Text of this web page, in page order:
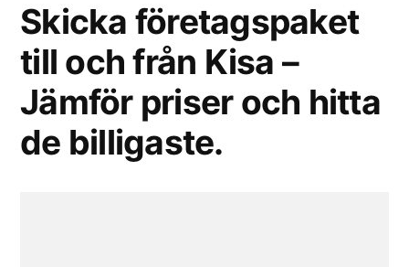
Skicka företagspaket
till och från Kisa –
Jämför priser och hitta
de billigaste.